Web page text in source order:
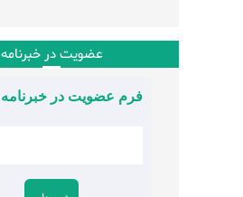
عضویت در خبرنامه
فرم عضویت در خبرنامه